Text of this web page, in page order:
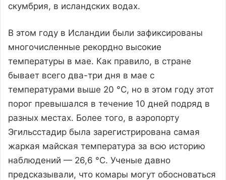
скумбрия, в исландских водах.
В этом году в Исландии были зафиксированы
многочисленные рекордно высокие
температуры в мае. Как правило, в стране
бывает всего два-три дня в мае с
температурами выше 20 °C, но в этом году этот
порог превышался в течение 10 дней подряд в
разных местах. Более того, в аэропорту
Эгильсстадир была зарегистрирована самая
жаркая майская температура за всю историю
наблюдений — 26,6 °C. Ученые давно
предсказывали, что комары могут обосноваться